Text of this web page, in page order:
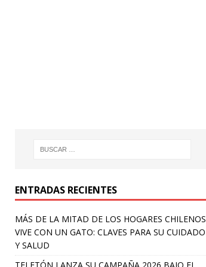
ENTRADAS RECIENTES
MÁS DE LA MITAD DE LOS HOGARES CHILENOS
VIVE CON UN GATO: CLAVES PARA SU CUIDADO
Y SALUD